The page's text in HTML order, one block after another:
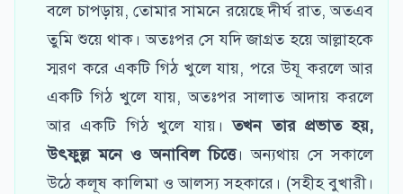
বলে চাপড়ায়, তোমার সামনে রয়েছে দীর্ঘ রাত, অতএব
তুমি শুয়ে থাক। অতঃপর সে যদি জাগ্রত হয়ে আল্লাহকে
স্মরণ করে একটি গিঠ খুলে যায়, পরে উযূ করলে আর
একটি গিঠ খুলে যায়, অতঃপর সালাত আদায় করলে
আর একটি গিঠ খুলে যায়।তখন তার প্রভাত হয়,
উৎফুল্ল মনে ও অনাবিল চিত্তে। অন্যথায় সে সকালে
উঠে কলূষ কালিমা ও আলস্য সহকারে। (সহীহ বুখারী।